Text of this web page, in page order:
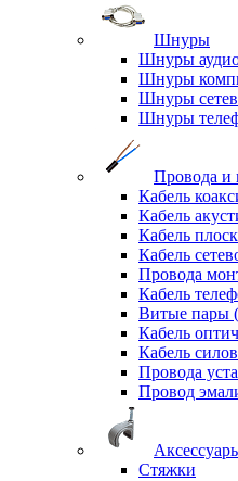
Шнуры
Шнуры
Шнуры
Шнуры
Шнуры
Провода и
Кабель
Кабель
Кабель
Кабель
Провода
Кабель
Витые пары
Кабель
Кабель
Провода
Провод
Стяжки